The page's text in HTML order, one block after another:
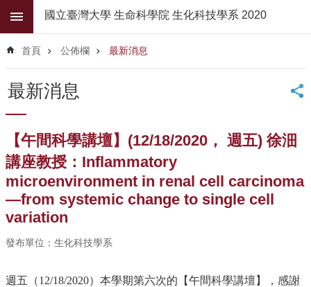
跳到主要內容區塊
階
尋
公
佈
欄
學
系
簡
介
所
國立臺灣大學 生命科學院 生化科技學系 2020
首頁 公佈欄 最新消息
最新消息
【午間科學講壇】(12/18/2020， 週五) 徐沺
講座教授：Inflammatory
microenvironment in renal cell carcinoma
—from systemic change to single cell
variation
發布單位：生化科技學系
週五（12/18/2020）本學期第六次的【午間科學講壇】，感謝